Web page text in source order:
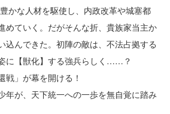
かな人材を駆使し、内政改革や城塞都
めていく。だがそんな折、貴族家当主か
込んできた。初陣の敵は、不法占拠する
に【獣化】する強兵らしく……？
戦」が幕を開ける！
年が、天下統一への一歩を無自覚に踏み